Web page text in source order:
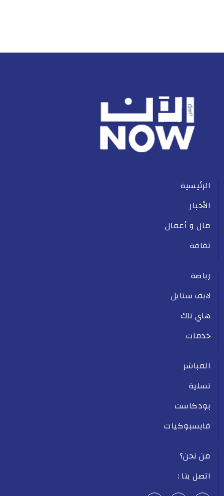
الرئيسية
الأخبار
مال و أعمال
ثقافة
رياضة
لايف ستايل
هاي تاك
خدمات
المباشر
تسلية
بودكاست
فايسبوكيات
من نحن؟
اتصل بنا :